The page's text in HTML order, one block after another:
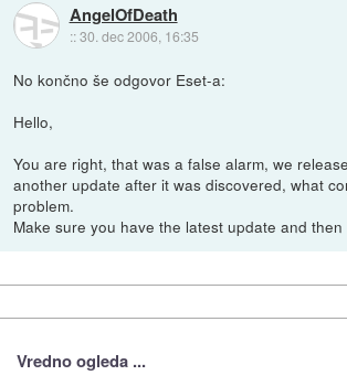
AngelOfDeath
::30. dec 2006, 16:35
No končno še odgovor Eset-a:
Hello,
You are right, that was a false alarm, we
another update after it was discovered, what
problem.
Make sure you have the latest update and
Vredno ogleda ...